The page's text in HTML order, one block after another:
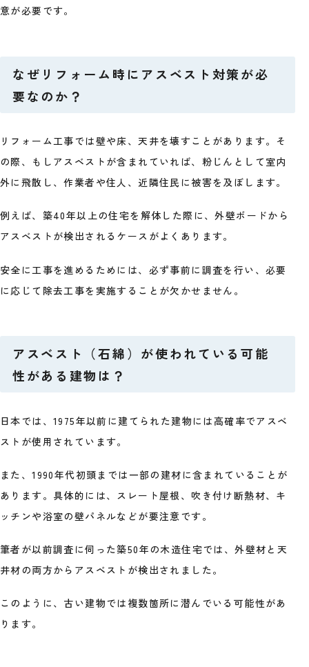
意が必要です。
なぜリフォーム時にアスベスト対策が必
要なのか？
リフォーム工事では壁や床、天井を壊すことがあります。そ
の際、もしアスベストが含まれていれば、粉じんとして室内
外に飛散し、作業者や住人、近隣住民に被害を及ぼします。
例えば、築40年以上の住宅を解体した際に、外壁ボードから
アスベストが検出されるケースがよくあります。
安全に工事を進めるためには、必ず事前に調査を行い、必要
に応じて除去工事を実施することが欠かせません。
アスベスト（石綿）が使われている可能
性がある建物は？
日本では、1975年以前に建てられた建物には高確率でアスベ
ストが使用されています。
また、1990年代初頭までは一部の建材に含まれていることが
あります。具体的には、スレート屋根、吹き付け断熱材、キ
ッチンや浴室の壁パネルなどが要注意です。
筆者が以前調査に伺った築50年の木造住宅では、外壁材と天
井材の両方からアスベストが検出されました。
このように、古い建物では複数箇所に潜んでいる可能性があ
ります。